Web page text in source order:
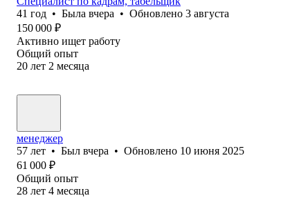
41 год • Была вчера • Обновлено 3 августа
150 000 ₽
Активно ищет работу
Общий опыт
20 лет 2 месяца
менеджер
57 лет • Был вчера • Обновлено 10 июня 2025
61 000 ₽
Общий опыт
28 лет 4 месяца